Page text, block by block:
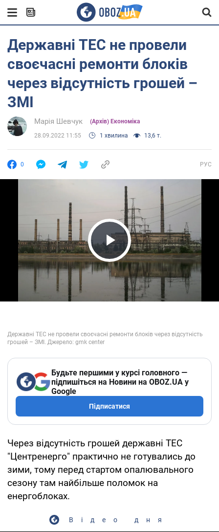
Державні ТЕС не провели
своєчасні ремонти блоків
через відсутність грошей –
ЗМІ
Марія Шевчук (Архів) Економіка
28.09.2022 11:55 1 хвилина 13,6 т.
0 РУС
Play Video
Будьте першими у курсі головного —
підпишіться на Новини на OBOZ.UA у
Google
Підписатися
Через відсутність грошей державні ТЕС
"Центренерго" практично не готувались до
зими, тому перед стартом опалювального
сезону там найбільше поломок на
енергоблоках.
Відео дня